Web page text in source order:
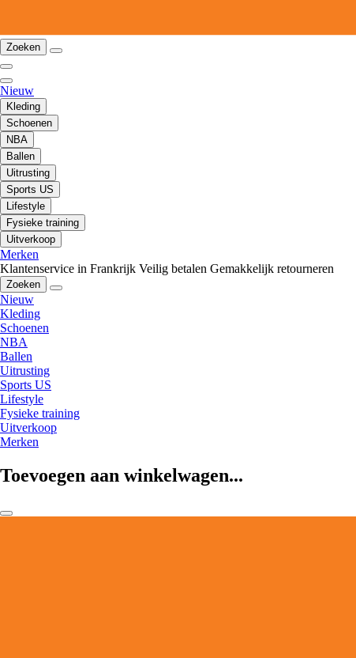
Zoeken
Nieuw
Kleding
Schoenen
NBA
Ballen
Uitrusting
Sports US
Lifestyle
Fysieke training
Uitverkoop
Merken
Klantenservice in Frankrijk Veilig betalen Gemakkelijk retourneren
Zoeken
Nieuw
Kleding
Schoenen
NBA
Ballen
Uitrusting
Sports US
Lifestyle
Fysieke training
Uitverkoop
Merken
Toevoegen aan winkelwagen...